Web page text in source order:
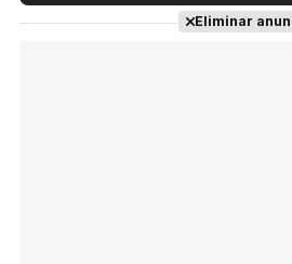
Eliminar